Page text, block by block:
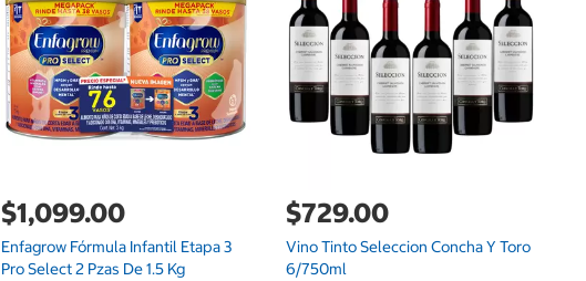
$1,099.00
Enfagrow Fórmula Infantil Etapa 3
Pro Select 2 Pzas De 1.5 Kg
$729.00
Vino Tinto Seleccion Concha Y Toro
6/750ml